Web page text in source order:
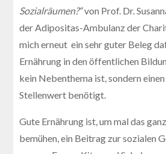
Sozialräumen?“von Prof. Dr.
der Adipositas-Ambulanz der
mich erneut ein sehr guter Beleg
Ernährung in den öffentlichen
kein Nebenthema ist, sondern
Stellenwert benötigt.
Gute Ernährung ist, um mal das
bemühen, ein Beitrag zur sozialen